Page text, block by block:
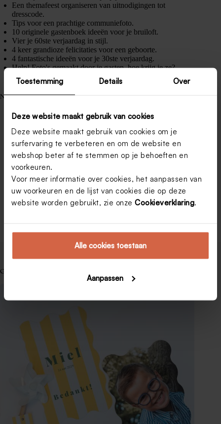
Toestemming Details Over
Deze website maakt gebruik van cookies
Deze website maakt gebruik van cookies om je
surfervaring te verbeteren en om de website en
webshop beter af te stemmen op je behoeften en
voorkeuren.
Voor meer informatie over cookies, het aanpassen van
uw voorkeuren en de lijst van cookies die op deze
website worden gebruikt, zie onze Cookieverklaring.
Alle cookies toestaan
Aanpassen
Een themafeest organiseren van uitnodigingen tot
dresscode.
Tips voor een prachtige communiefoto.
10 originele gastenboek ideeën voor je bruiloft.
Vier je 60ste verjaardag in stijl.
4 keer grandioze felicitaties voor een geboorte.
4 fantastische ideeën voor je 30ste verjaardag.
Help! Foto's gemaakt door je gasten, hoe krijg je ze?
Nieuwe artikels
Huwelijkswensen: de mooiste teksten om het bruidspaar te
Wat is een leuke tekst voor op de bedankjes van je
bruiloft?
Hoe bedank ik de ceremoniemeester?
Zo organiseer je een Bridgerton-bruiloft waar iedereen van
droomt
Communie trends 2026: trendy communiekaartjes
Geboortekaartjes maken: de ultieme gids
Tips voor een prachtige communiefoto
Trouwkaarten versturen: waar moet je aan denken?
Gerelateerde berichten